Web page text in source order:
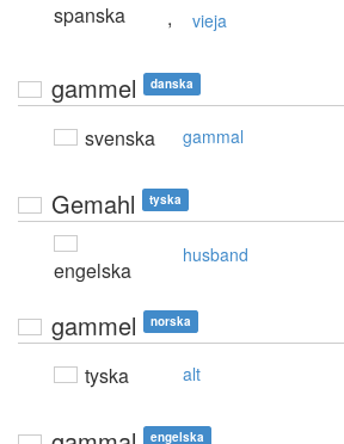
spanska , vieja
gammel danska
svenska gammal
Gemahl tyska
engelska
husband
gammel norska
tyska alt
engelska